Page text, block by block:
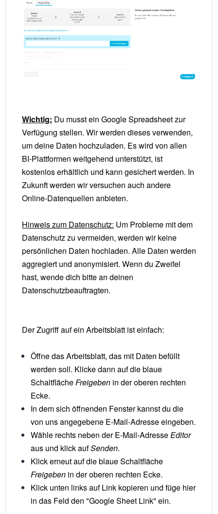
Wichtig: Du musst ein Google Spreadsheet zur
Verfügung stellen. Wir werden dieses verwenden,
um deine Daten hochzuladen. Es wird von allen
BI-Plattformen weitgehend unterstützt, ist
kostenlos erhältlich und kann gesichert werden. In
Zukunft werden wir versuchen auch andere
Online-Datenquellen anbieten.
Hinweis zum Datenschutz: Um Probleme mit dem
Datenschutz zu vermeiden, werden wir keine
persönlichen Daten hochladen. Alle Daten werden
aggregiert und anonymisiert. Wenn du Zweifel
hast, wende dich bitte an deinen
Datenschutzbeauftragten.
Der Zugriff auf ein Arbeitsblatt ist einfach:
Öffne das Arbeitsblatt, das mit Daten befüllt
werden soll. Klicke dann auf die blaue
Schaltfläche Freigeben in der oberen rechten
Ecke.
In dem sich öffnenden Fenster kannst du die
von uns angegebene E-Mail-Adresse eingeben.
Wähle rechts neben der E-Mail-Adresse Editor
aus und klick aufSenden.
Klick erneut auf die blaue Schaltfläche
Freigeben in der oberen rechten Ecke.
Klick unten links auf Link kopieren und füge hier
in das Feld den "Google Sheet Link" ein.